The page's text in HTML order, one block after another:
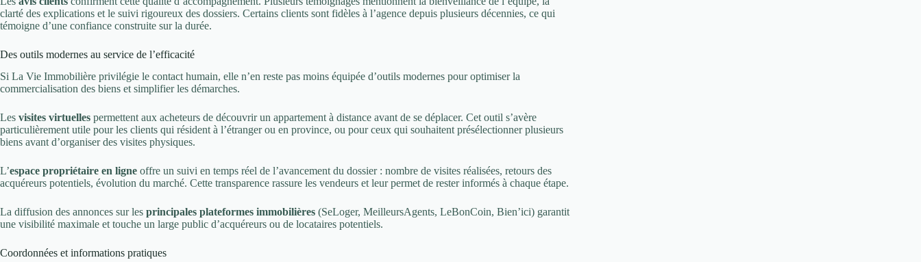
clarté des explications et le suivi rigoureux des dossiers. Certains clients sont fidèles à l’agence depuis plusieurs décennies, ce qui
témoigne d’une confiance construite sur la durée.
Des outils modernes au service de l’efficacité
Si La Vie Immobilière privilégie le contact humain, elle n’en reste pas moins équipée d’outils modernes pour optimiser la
commercialisation des biens et simplifier les démarches.
Les visites virtuelles permettent aux acheteurs de découvrir un appartement à distance avant de se déplacer. Cet outil s’avère
particulièrement utile pour les clients qui résident à l’étranger ou en province, ou pour ceux qui souhaitent présélectionner plusieurs
biens avant d’organiser des visites physiques.
L’espace propriétaire en ligne offre un suivi en temps réel de l’avancement du dossier : nombre de visites réalisées, retours des
acquéreurs potentiels, évolution du marché. Cette transparence rassure les vendeurs et leur permet de rester informés à chaque étape.
La diffusion des annonces sur les principales plateformes immobilières (SeLoger, MeilleursAgents, LeBonCoin, Bien’ici) garantit
une visibilité maximale et touche un large public d’acquéreurs ou de locataires potentiels.
Coordonnées et informations pratiques